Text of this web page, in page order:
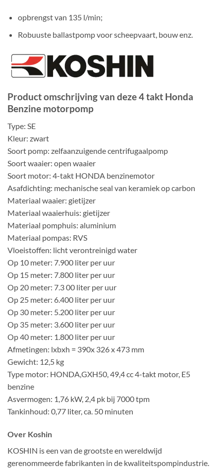
opbrengst van 135 l/min;
Robuuste ballastpomp voor scheepvaart, bouw enz.
Product omschrijving van deze 4 takt Honda
Benzine motorpomp
Type: SE
Kleur: zwart
Soort pomp: zelfaanzuigende centrifugaalpomp
Soort waaier: open waaier
Soort motor: 4-takt HONDA benzinemotor
Asafdichting: mechanische seal van keramiek op carbon
Materiaal waaier: gietijzer
Materiaal waaierhuis: gietijzer
Materiaal pomphuis: aluminium
Materiaal pompas: RVS
Vloeistoffen: licht verontreinigd water
Op 10 meter: 7.900 liter per uur
Op 15 meter: 7.800 liter per uur
Op 20 meter: 7.3 00 liter per uur
Op 25 meter: 6.400 liter per uur
Op 30 meter: 5.200 liter per uur
Op 35 meter: 3.600 liter per uur
Op 40 meter: 1.800 liter per uur
Afmetingen: lxbxh = 390x 326 x 473 mm
Gewicht: 12,5 kg
Type motor: HONDA,GXH50, 49,4 cc 4-takt motor, E5
benzine
Asvermogen: 1,76 kW, 2,4 pk bij 7000 tpm
Tankinhoud: 0,77 liter, ca. 50 minuten
Over Koshin
KOSHIN is een van de grootste en wereldwijd
gerenommeerde fabrikanten in de kwaliteitspompindustrie.